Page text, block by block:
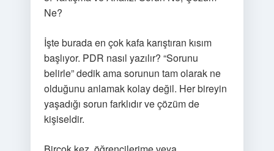
Ne?
İşte burada en çok kafa karıştıran kısım
başlıyor. PDR nasıl yazılır? “Sorunu
belirle” dedik ama sorunun tam olarak ne
olduğunu anlamak kolay değil. Her bireyin
yaşadığı sorun farklıdır ve çözüm de
kişiseldir.